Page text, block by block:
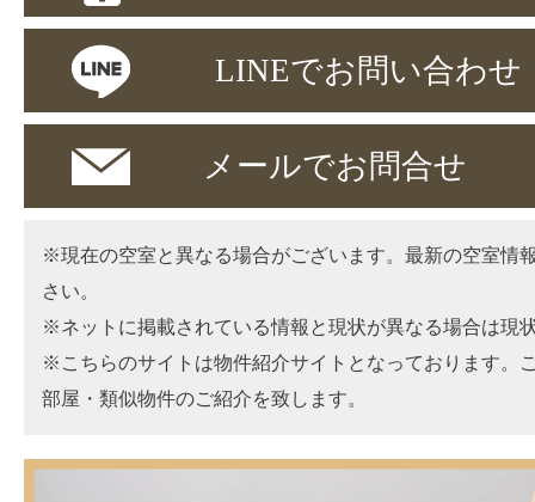
LINEでお問い合わせ
メールでお問合せ
※現在の空室と異なる場合がございます。最新の空室情
さい。
※ネットに掲載されている情報と現状が異なる場合は現
※こちらのサイトは物件紹介サイトとなっております。
部屋・類似物件のご紹介を致します。